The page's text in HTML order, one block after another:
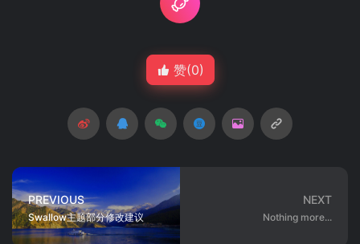
赞(0)
PREVIOUS
Swallow主题部分修改建议
NEXT
Nothing more...